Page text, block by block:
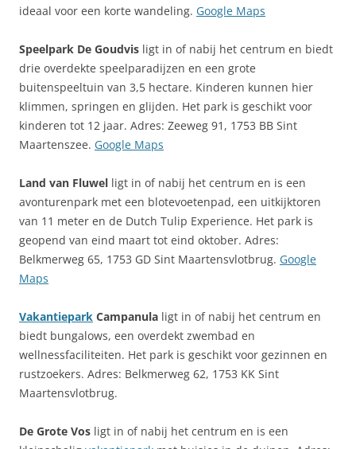
ideaal voor een korte wandeling. Google Maps
Speelpark De Goudvis ligt in of nabij het centrum en biedt
drie overdekte speelparadijzen en een grote
buitenspeeltuin van 3,5 hectare. Kinderen kunnen hier
klimmen, springen en glijden. Het park is geschikt voor
kinderen tot 12 jaar. Adres: Zeeweg 91, 1753 BB Sint
Maartenszee. Google Maps
Land van Fluwel ligt in of nabij het centrum en is een
avonturenpark met een blotevoetenpad, een uitkijktoren
van 11 meter en de Dutch Tulip Experience. Het park is
geopend van eind maart tot eind oktober. Adres:
Belkmerweg 65, 1753 GD Sint Maartensvlotbrug. Google
Maps
Vakantiepark Campanula ligt in of nabij het centrum en
biedt bungalows, een overdekt zwembad en
wellnessfaciliteiten. Het park is geschikt voor gezinnen en
rustzoekers. Adres: Belkmerweg 62, 1753 KK Sint
Maartensvlotbrug.
De Grote Vos ligt in of nabij het centrum en is een